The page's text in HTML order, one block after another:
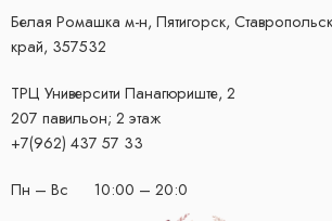
Белая Ромашка м-н, Пятигорск,
край, 357532
ТРЦ Университи ​Панагюриште, 2
207 павильон; 2 этаж
+7(962) 437 57 33
Пн – Вс 10:00 – 20:0